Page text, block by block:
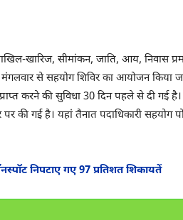
खारिज, सीमांकन, जाति, आय, निवास
से सहयोग शिविर का आयोजन किया जा
करने की सुविधा 30 दिन पहले से दी गई
की गई है। यहां तैनात पदाधिकारी
निपटाए गए 97 प्रतिशत शिकायतें